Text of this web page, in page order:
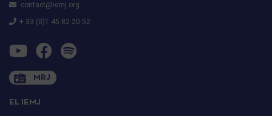
contact@iemj.org
+ 33 (0)1 45 82 20 52
MRJ
EL IEMJ